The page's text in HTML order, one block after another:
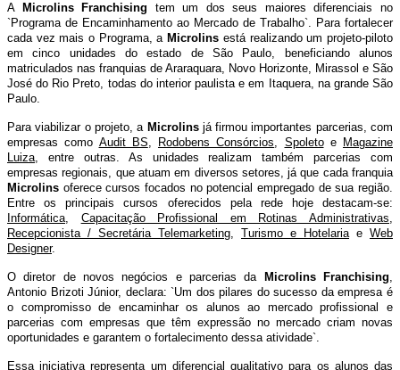
A Microlins Franchising tem um dos seus maiores diferenciais no
`Programa de Encaminhamento ao Mercado de Trabalho`. Para fortalecer
cada vez mais o Programa, a Microlins está realizando um projeto-piloto
em cinco unidades do estado de São Paulo, beneficiando alunos
matriculados nas franquias de Araraquara, Novo Horizonte, Mirassol e São
José do Rio Preto, todas do interior paulista e em Itaquera, na grande São
Paulo.
Para viabilizar o projeto, a Microlinsjá firmou importantes parcerias, com
empresas como Audit BS, Rodobens Consórcios, Spoletoe Magazine
Luiza, entre outras. As unidades realizam também parcerias com
empresas regionais, que atuam em diversos setores, já que cada franquia
Microlins oferece cursos focados no potencial empregado de sua região.
Entre os principais cursos oferecidos pela rede hoje destacam-se:
Informática, Capacitação Profissional em Rotinas Administrativas,
Recepcionista / Secretária Telemarketing, Turismo e Hotelariae Web
Designer.
O diretor de novos negócios e parcerias da Microlins Franchising,
Antonio Brizoti Júnior, declara: `Um dos pilares do sucesso da empresa é
o compromisso de encaminhar os alunos ao mercado profissional e
parcerias com empresas que têm expressão no mercado criam novas
oportunidades e garantem o fortalecimento dessa atividade`.
Essa iniciativa representa um diferencial qualitativo para os alunos das